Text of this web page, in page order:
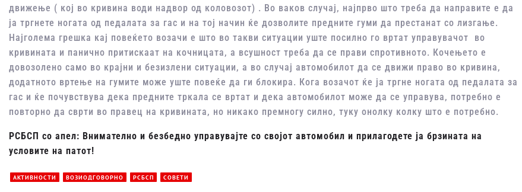
движење ( кој во кривина води надвор од коловозот) . Во ваков случај, најпрво што треба да направите е да
ја тргнете ногата од педалата за гас и на тој начин ќе дозволите предните гуми да престанат со лизгање.
Најголема грешка кај повеќето возачи е што во такви ситуации уште посилно го вртат управувачот во
кривината и панично притискаат на кочницата, а всушност треба да се прави спротивното. Кочењето е
довозолено само во крајни и безизлени ситуации, а во случај автомобилот да се движи право во кривина,
додатното вртење на гумите може уште повеќе да ги блокира. Кога возачот ќе ја тргне ногата од педалата за
гас и ќе почувствува дека предните тркала се вртат и дека автомобилот може да се управува, потребно е
повторно да сврти во правец на кривината, но никако премногу силно, туку онолку колку што е потребно.
РСБСП со апел: Внимателно и безбедно управувајте со својот автомобил и прилагодете ја брзината на
условите на патот!
АКТИВНОСТИ ВОЗИОДГОВОРНО РСБСП СОВЕТИ